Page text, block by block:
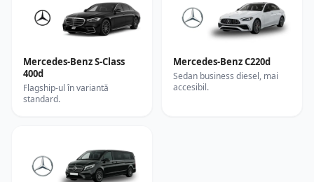
Mercedes-Benz S-Class
400d
Flagship-ul în variantă
standard.
Mercedes-Benz C220d
Sedan business diesel, mai
accesibil.